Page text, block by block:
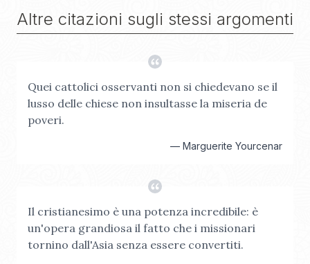
Altre citazioni sugli stessi argomenti
Quei cattolici osservanti non si chiedevano se il
lusso delle chiese non insultasse la miseria de
poveri.
— Marguerite Yourcenar
Il cristianesimo è una potenza incredibile: è
un'opera grandiosa il fatto che i missionari
tornino dall'Asia senza essere convertiti.